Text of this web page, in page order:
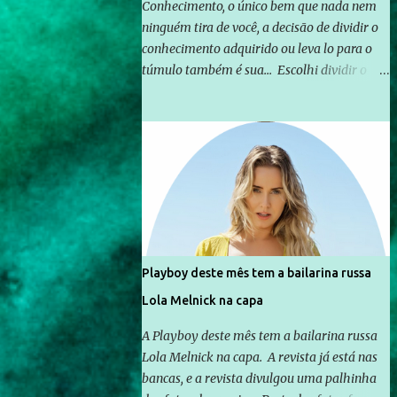
Conhecimento, o único bem que nada nem
ninguém tira de você, a decisão de dividir o
conhecimento adquirido ou leva lo para o
túmulo também é sua... Escolhi dividir o
mais e mais pessoas terem acesso a
educação e ao conhecimento. Não sou
Professor, a mais nobre das profissões, mas
tento ser um empreendedor da
comunicação, que além de informação
cotidiana, corriqueira e cada vez mais
preocupantes, do tipo que você já esta
acostumado a ver neste espaço, vou
trabalhar a ideia que possibilite distribuir
consistente a riqueza do conhecimento...
Exemplo: o cidadão brasileiro não precisa só
ser informado sobre operações da Lava Jato,
Playboy deste mês tem a bailarina russa
Lola Melnick na capa
A Playboy deste mês tem a bailarina russa
Lola Melnick na capa. A revista já está nas
bancas, e a revista divulgou uma palhinha